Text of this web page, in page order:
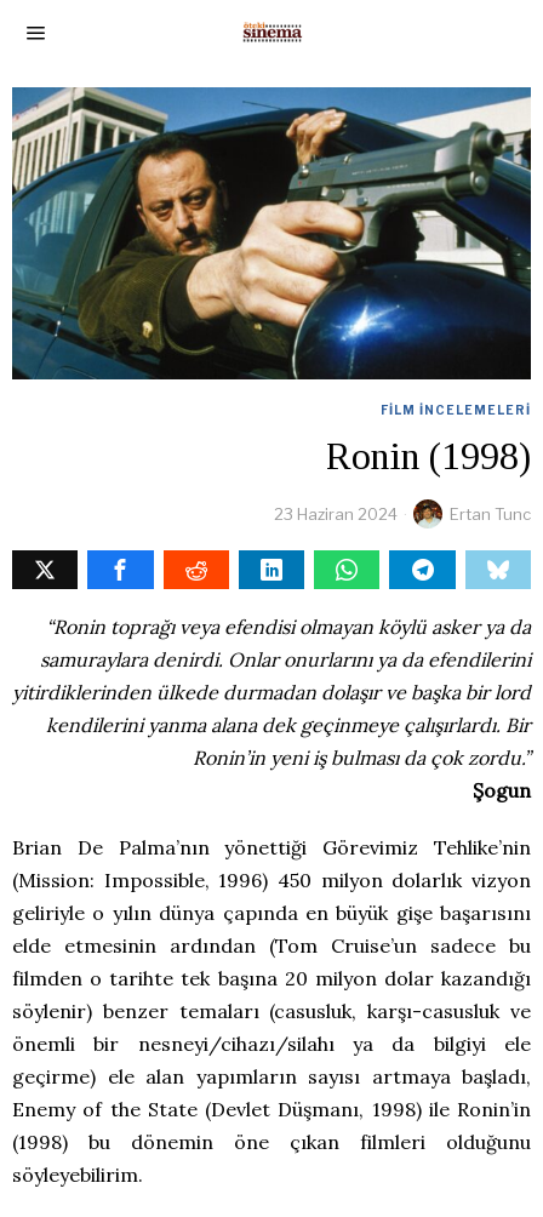
FILM İNCELEMELERI
Ronin (1998)
23 Haziran 2024 Ertan Tunc
“Ronin toprağı veya efendisi olmayan köylü asker ya da
samuraylara denirdi. Onlar onurlarını ya da efendilerini
yitirdiklerinden ülkede durmadan dolaşır ve başka bir lord
kendilerini yanma alana dek geçinmeye çalışırlardı. Bir
Ronin’in yeni iş bulması da çok zordu.”
Şogun
Brian De Palma’nın yönettiği Görevimiz Tehlike’nin
(Mission: Impossible, 1996) 450 milyon dolarlık vizyon
geliriyle o yılın dünya çapında en büyük gişe başarısını
elde etmesinin ardından (Tom Cruise’un sadece bu
filmden o tarihte tek başına 20 milyon dolar kazandığı
söylenir) benzer temaları (casusluk, karşı-casusluk ve
önemli bir nesneyi/cihazı/silahı ya da bilgiyi ele
geçirme) ele alan yapımların sayısı artmaya başladı,
Enemy of the State (Devlet Düşmanı, 1998) ile Ronin’in
(1998) bu dönemin öne çıkan filmleri olduğunu
söyleyebilirim.